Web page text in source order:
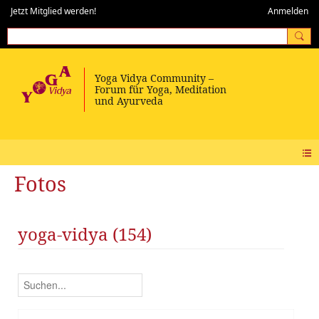
Jetzt Mitglied werden! Anmelden
Fotos
yoga-vidya (154)